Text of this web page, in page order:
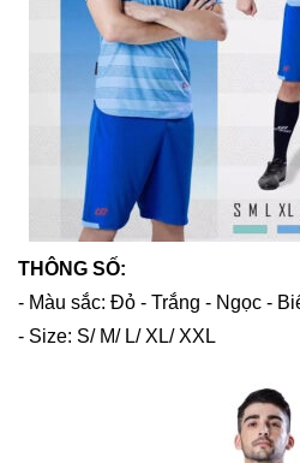
THÔNG SỐ:
- Màu sắc: Đỏ - Trắng - Ngọc -
- Size: S/ M/ L/ XL/ XXL